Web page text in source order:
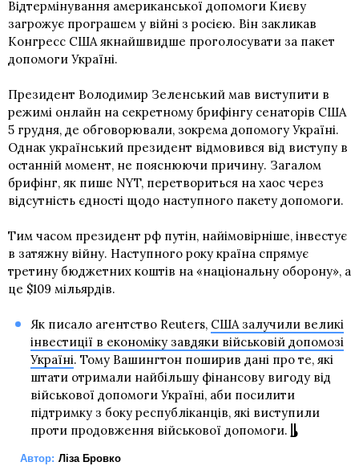
Відтермінування американської допомоги Києву
загрожує програшем у війні з росією. Він закликав
Конгресс США якнайшвидше проголосувати за пакет
допомоги Україні.
Президент Володимир Зеленський мав виступити в
режимі онлайн на секретному брифінгу сенаторів США
5 грудня, де обговорювали, зокрема допомогу Україні.
Однак український президент відмовився від виступу в
останній момент, не пояснюючи причину. Загалом
брифінг, як пише NYT, перетвориться на хаос через
відсутність єдності щодо наступного пакету допомоги.
Тим часом президент рф путін, найімовірніше, інвестує
в затяжну війну. Наступного року країна спрямує
третину бюджетних коштів на «національну оборону», а
це $109 мільярдів.
Як писало агентство Reuters, США залучили великі
інвестиції в економіку завдяки військовій допомозі
Україні. Тому Вашингтон поширив дані про те, які
штати отримали найбільшу фінансову вигоду від
військової допомоги Україні, аби посилити
підтримку з боку республіканців, які виступили
проти продовження військової допомоги.
Автор: Ліза Бровко